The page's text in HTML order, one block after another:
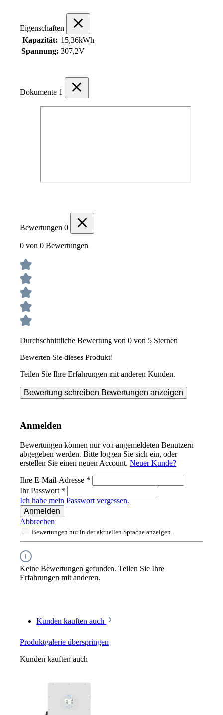
Eigenschaften
Kapazität: 15,36kWh
Spannung: 307,2V
Dokumente 1
Bewertungen 0
0 von 0 Bewertungen
Durchschnittliche Bewertung von 0 von 5 Sternen
Bewerten Sie dieses Produkt!
Teilen Sie Ihre Erfahrungen mit anderen Kunden.
Bewertung schreiben Bewertungen anzeigen
Anmelden
Bewertungen können nur von angemeldeten Benutzern
abgegeben werden. Bitte loggen Sie sich ein, oder
erstellen Sie einen neuen Account. Neuer Kunde?
Ihre E-Mail-Adresse *
Ihr Passwort *
Ich habe mein Passwort vergessen.
Anmelden
Abbrechen
Bewertungen nur in der aktuellen Sprache anzeigen.
Keine Bewertungen gefunden. Teilen Sie Ihre
Erfahrungen mit anderen.
Kunden kauften auch
Produktgalerie überspringen
Kunden kauften auch